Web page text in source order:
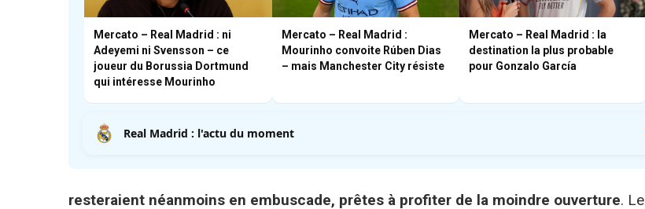
Mercato – Real Madrid : ni
Adeyemi ni Svensson – ce
joueur du Borussia Dortmund
qui intéresse Mourinho
Mercato – Real Madrid :
Mourinho convoite Rúben Dias
– mais Manchester City résiste
Mercato – Real Madrid : la
destination la plus probable
pour Gonzalo García
Real Madrid : l'actu du moment
resteraient néanmoins en embuscade, prêtes à profiter de la moindre ouverture. Le